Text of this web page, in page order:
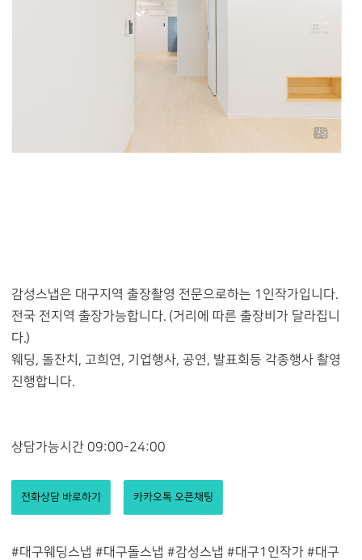
감성스냅은 대구지역 출장촬영 전문으로하는 1인작가입니다.
전국 전지역 출장가능합니다. (거리에 따른 출장비가 달라집니
다.)
웨딩, 돌잔치, 고희연, 기업행사, 공연, 발표회등 각종행사 촬영
진행합니다.
상담가능시간 09:00-24:00
전화상담 바로하기 카카오톡 오픈채팅
#대구웨딩스냅 #대구돌스냅 #감성스냅 #대구1인작가 #대구